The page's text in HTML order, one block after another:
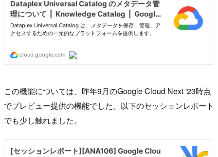
この機能については、昨年9月のGoogle Cloud Next '23時点
でプレビュー提供の機能でした。以下のセッションレポート
でも少し触れました。